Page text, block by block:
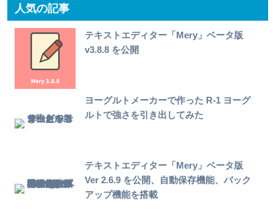
人気の記事
テキストエディター「Mery」ベータ版
v3.8.8 を公開
ヨーグルトメーカーで作った R-1 ヨーグ
ルトで強さを引き出してみた
テキストエディター「Mery」ベータ版
Ver 2.6.9 を公開、自動保存機能、バック
アップ機能を搭載